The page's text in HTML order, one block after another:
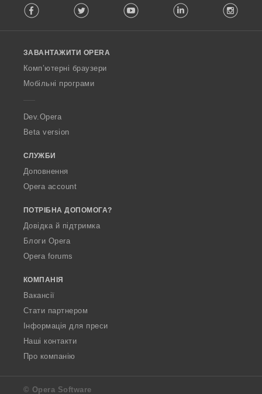
o
w
O
p
a
Facebook Twitter Youtube LinkedIn
ЗАВАНТАЖИТИ OPERA
Комп’ютерні браузери
Мобільні програми
Dev.Opera
Beta version
СЛУЖБИ
Доповнення
Opera account
ПОТРІБНА ДОПОМОГА?
Довідка й підтримка
Блоги Opera
Opera forums
КОМПАНІЯ
Вакансії
Стати партнером
Інформація для преси
Наші контакти
Про компанію
© Opera Software